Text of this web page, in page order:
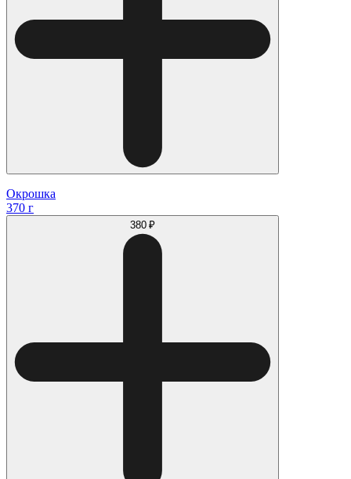
Окрошка
370 г
380 ₽